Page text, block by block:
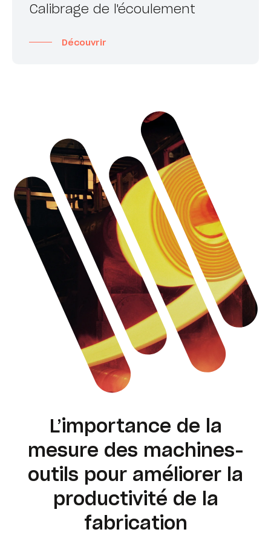
Calibrage de l'écoulement
Découvrir
L’importance de la
mesure des machines-
outils pour améliorer la
productivité de la
fabrication